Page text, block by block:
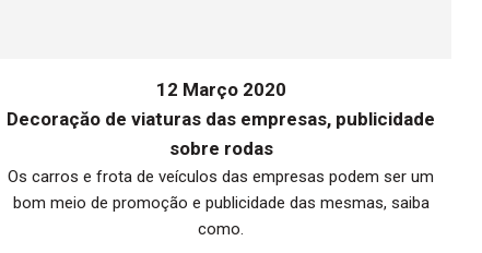
12 Março 2020
Decoraçăo de viaturas das empresas, publicidade
sobre rodas
Os carros e frota de veículos das empresas podem ser um
bom meio de promoção e publicidade das mesmas, saiba
como.